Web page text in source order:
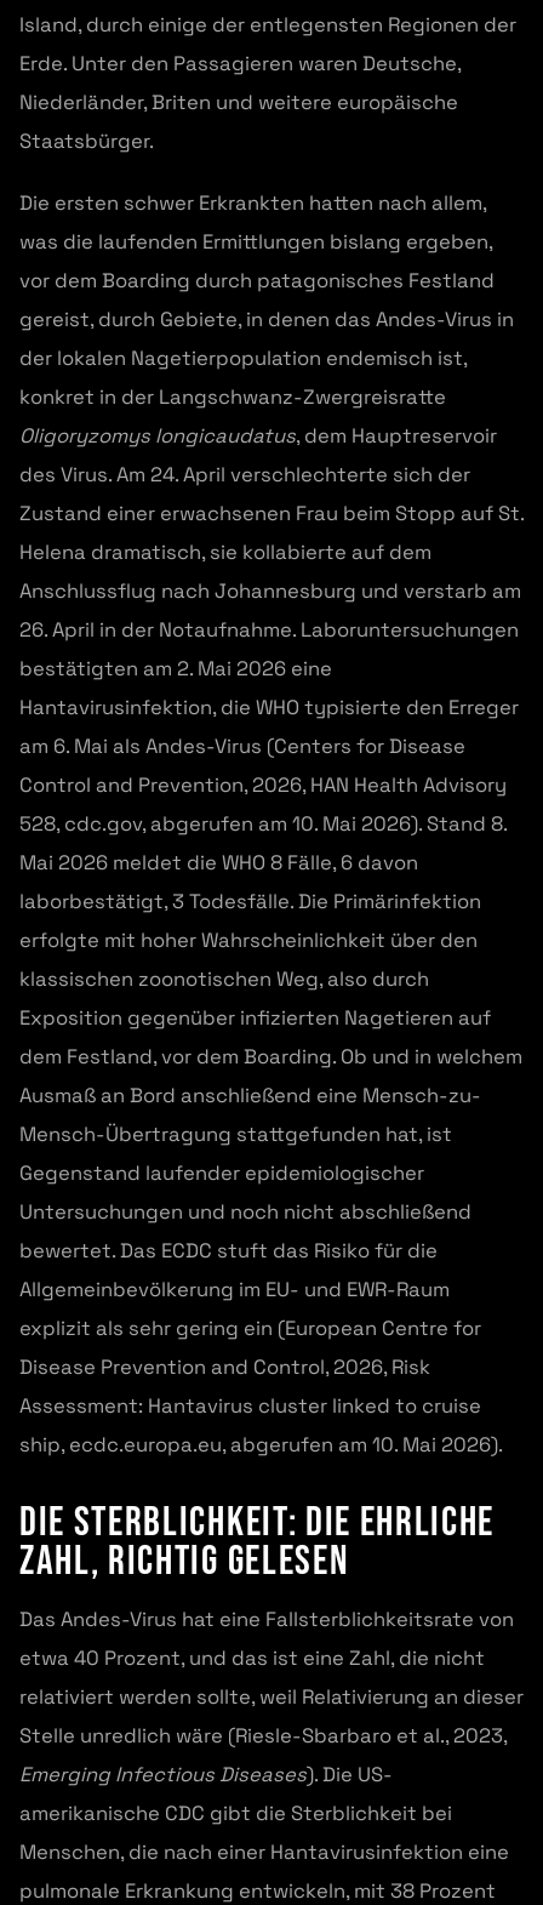
Island, durch einige der entlegensten Regionen der
Erde. Unter den Passagieren waren Deutsche,
Niederländer, Briten und weitere europäische
Staatsbürger.
Die ersten schwer Erkrankten hatten nach allem,
was die laufenden Ermittlungen bislang ergeben,
vor dem Boarding durch patagonisches Festland
gereist, durch Gebiete, in denen das Andes-Virus in
der lokalen Nagetierpopulation endemisch ist,
konkret in der Langschwanz-Zwergreisratte
Oligoryzomys longicaudatus, dem Hauptreservoir
des Virus. Am 24. April verschlechterte sich der
Zustand einer erwachsenen Frau beim Stopp auf St.
Helena dramatisch, sie kollabierte auf dem
Anschlussflug nach Johannesburg und verstarb am
26. April in der Notaufnahme. Laboruntersuchungen
bestätigten am 2. Mai 2026 eine
Hantavirusinfektion, die WHO typisierte den Erreger
am 6. Mai als Andes-Virus (Centers for Disease
Control and Prevention, 2026, HAN Health Advisory
528, cdc.gov, abgerufen am 10. Mai 2026). Stand 8.
Mai 2026 meldet die WHO 8 Fälle, 6 davon
laborbestätigt, 3 Todesfälle. Die Primärinfektion
erfolgte mit hoher Wahrscheinlichkeit über den
klassischen zoonotischen Weg, also durch
Exposition gegenüber infizierten Nagetieren auf
dem Festland, vor dem Boarding. Ob und in welchem
Ausmaß an Bord anschließend eine Mensch-zu-
Mensch-Übertragung stattgefunden hat, ist
Gegenstand laufender epidemiologischer
Untersuchungen und noch nicht abschließend
bewertet. Das ECDC stuft das Risiko für die
Allgemeinbevölkerung im EU- und EWR-Raum
explizit als sehr gering ein (European Centre for
Disease Prevention and Control, 2026, Risk
Assessment: Hantavirus cluster linked to cruise
ship, ecdc.europa.eu, abgerufen am 10. Mai 2026).
Die Sterblichkeit: die ehrliche
Zahl, richtig gelesen
Das Andes-Virus hat eine Fallsterblichkeitsrate von
etwa 40 Prozent, und das ist eine Zahl, die nicht
relativiert werden sollte, weil Relativierung an dieser
Stelle unredlich wäre (Riesle-Sbarbaro et al., 2023,
Emerging Infectious Diseases). Die US-
amerikanische CDC gibt die Sterblichkeit bei
Menschen, die nach einer Hantavirusinfektion eine
pulmonale Erkrankung entwickeln, mit 38 Prozent